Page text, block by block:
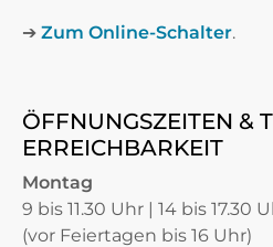
➔ Zum Online-Schalter.
ÖFFNUNGSZEITEN &
ERREICHBARKEIT
Montag
9 bis 11.30 Uhr | 14 bis 17.30
(vor Feiertagen bis 16 Uhr)